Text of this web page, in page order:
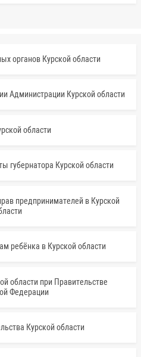
органов Курской области
Администрации Курской области
области
губернатора Курской области
предпринимателей в Курской
ребёнка в Курской области
области при Правительстве
Федерации
Курской области